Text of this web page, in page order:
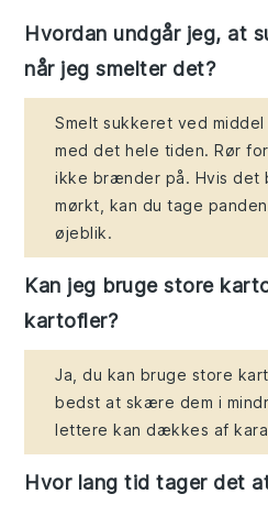
Hvordan undgår jeg, at
når jeg smelter det?
Smelt sukkeret ved
med det hele tiden. Rør
ikke brænder på. Hvis det
mørkt, kan du tage
øjeblik.
Kan jeg bruge store
kartofler?
Ja, du kan bruge store
bedst at skære dem i
lettere kan dækkes af
Hvor lang tid tager det